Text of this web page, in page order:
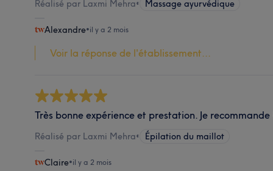
Réalisé par Laxmi Mehra• Massage ayurvédique
Alexandre•il y a 2 mois
Voir la réponse de l'établissement...
Très bonne expérience et prestation. Je recommande
Réalisé par Laxmi Mehra• Épilation du maillot
Claire•il y a 2 mois